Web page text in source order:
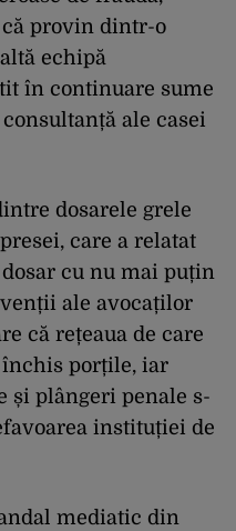
provin dintr-o
echipă
în continuare sume
ale casei
dosarele grele
care a relatat
cu nu mai puțin
ale avocaților
că rețeaua de care
închis porțile, iar
și plângeri penale s-
instituției de
mediatic din